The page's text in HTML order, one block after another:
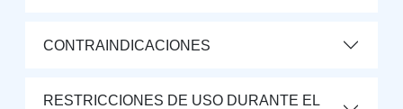
CONTRAINDICACIONES
RESTRICCIONES DE USO DURANTE EL